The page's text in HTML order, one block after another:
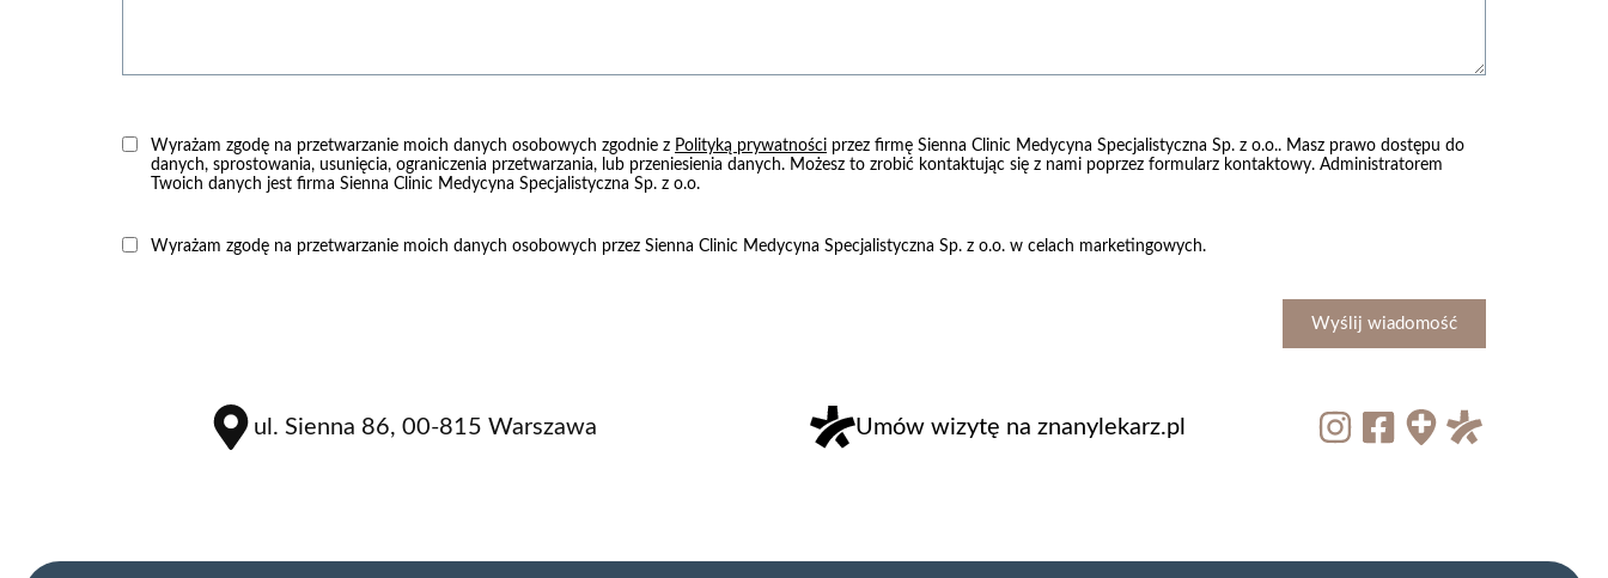
Wyrażam zgodę na przetwarzanie moich danych osobowych zgodnie z Polityką prywatności przez firmę Sienna Clinic Medycyna Specjalistyczna Sp. z o.o.. Masz prawo dostępu do
danych, sprostowania, usunięcia, ograniczenia przetwarzania, lub przeniesienia danych. Możesz to zrobić kontaktując się z nami poprzez formularz kontaktowy. Administratorem
Twoich danych jest firma Sienna Clinic Medycyna Specjalistyczna Sp. z o.o.
Wyrażam zgodę na przetwarzanie moich danych osobowych przez Sienna Clinic Medycyna Specjalistyczna Sp. z o.o. w celach marketingowych.
Wyślij wiadomość
ul. Sienna 86, 00-815 Warszawa Umów wizytę na znanylekarz.pl